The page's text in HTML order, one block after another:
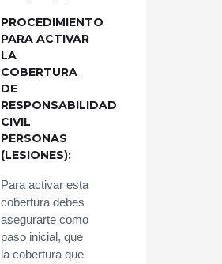
PROCEDIMIENTO
PARA ACTIVAR
LA
COBERTURA
DE
RESPONSABILIDAD
CIVIL
PERSONAS
(LESIONES):
Para activar esta
cobertura debes
asegurarte como
paso inicial, que
la cobertura que